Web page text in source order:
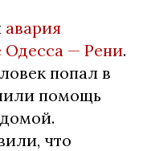
авария
Одесса — Рени.
попал в
помощь
что